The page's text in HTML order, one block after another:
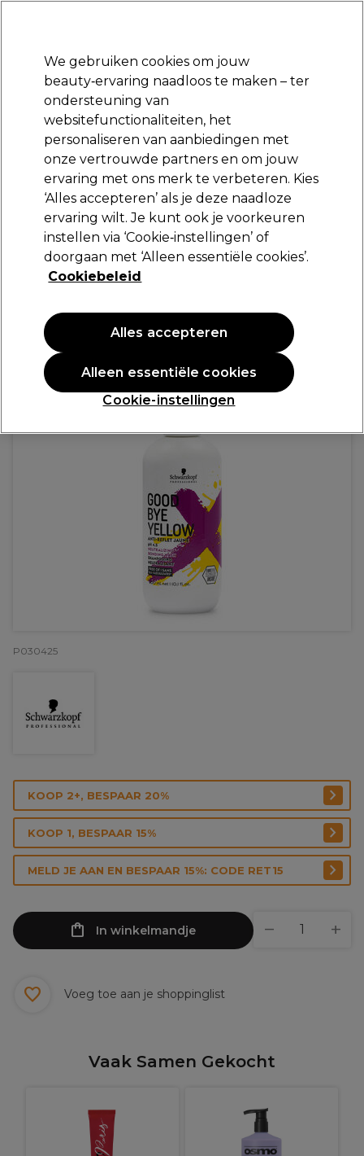
Aanmelden
Merken Deals Haar Elektra
Volgende dag geleverd*
Na verzending, maandag t/m vrijdag
Schwarzkopf Professional
Schwarzkopf Professional Goodbye Yellow
Shampoo 300ml
(0
PROMOTIE
P030425
KOOP 2+, BESPAAR 20%
KOOP 1, BESPAAR 15%
MELD JE AAN EN BESPAAR 15%: CODE RET15
In winkelmandje
Voeg toe aan je shoppinglist
Vaak Samen Gekocht
We gebruiken cookies om jouw
beauty‑ervaring naadloos te maken – ter
ondersteuning van
websitefunctionaliteiten, het
personaliseren van aanbiedingen met
onze vertrouwde partners en om jouw
ervaring met ons merk te verbeteren. Kies
‘Alles accepteren’ als je deze naadloze
ervaring wilt. Je kunt ook je voorkeuren
instellen via ‘Cookie‑instellingen’ of
doorgaan met ‘Alleen essentiële cookies’.
Cookiebeleid
Cookie-instellingen
Alleen essentiële cookies
Alles accepteren